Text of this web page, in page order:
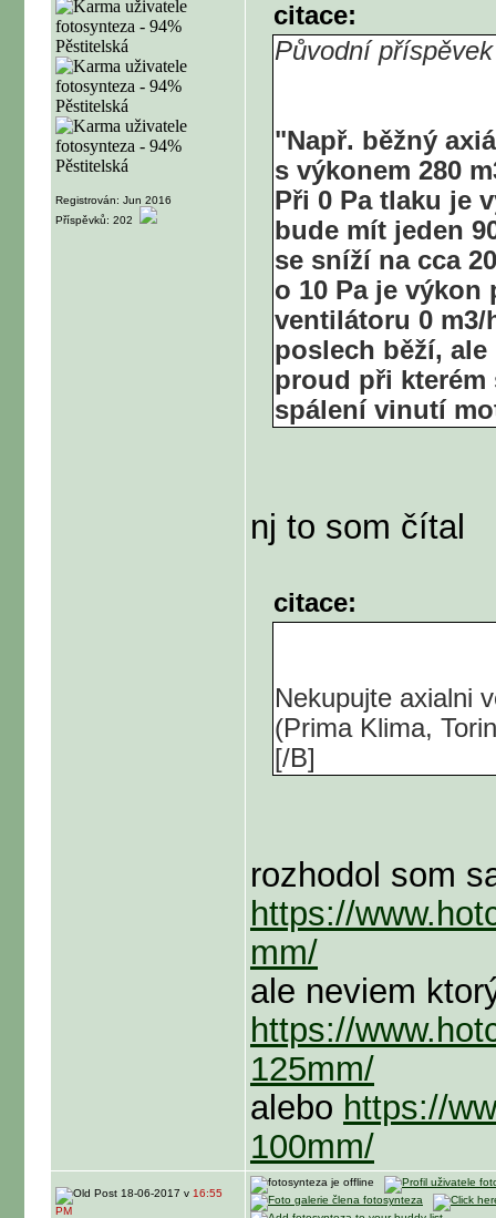
Registrován: Jun 2016
Příspěvků: 202
citace:
Původní
"Např. běžný
s výkonem 280
Při 0 Pa tlaku je
bude mít jeden
se sníží na cca
o 10 Pa je výkon
ventilátoru 0
poslech běží, ale
proud při kterém
spálení vinutí
nj to som čítal
citace:
Nekupujte axialni
(Prima Klima,
[/B]
rozhodol som
https://
mm/
ale neviem
https://
125mm/
alebo https://
100mm/
18-06-2017 v 16:55
PM